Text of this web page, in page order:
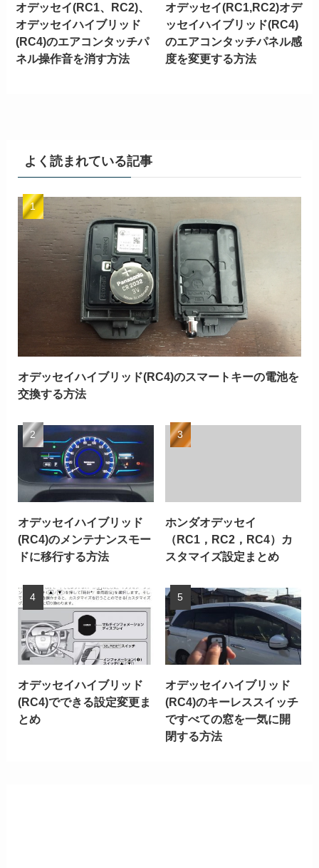
オデッセイ(RC1、RC2)、
オデッセイハイブリッド
(RC4)のエアコンタッチパ
ネル操作音を消す方法
オデッセイ(RC1,RC2)オデ
ッセイハイブリッド(RC4)
のエアコンタッチパネル感
度を変更する方法
よく読まれている記事
オデッセイハイブリッド(RC4)のスマートキーの電池を
交換する方法
オデッセイハイブリッド
(RC4)のメンテナンスモー
ドに移行する方法
ホンダオデッセイ
（RC1，RC2，RC4）カ
スタマイズ設定まとめ
オデッセイハイブリッド
(RC4)でできる設定変更ま
とめ
オデッセイハイブリッド
(RC4)のキーレススイッチ
ですべての窓を一気に開
閉する方法